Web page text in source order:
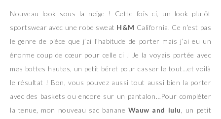
Nouveau look sous la neige ! Cette fois ci, un look plutôt
sportswear avec une robe sweat H&M California. Ce n’est pas
le genre de pièce que j’ai l’habitude de porter mais j’ai eu un
énorme coup de cœur pour celle ci ! Je la voyais portée avec
mes bottes hautes, un petit béret pour casser le tout…et voilà
le résultat ! Bon, vous pouvez aussi tout aussi bien la porter
avec des baskets ou encore sur un pantalon…Pour compléter
la tenue, mon nouveau sac banane Wauw and lulu , un petit